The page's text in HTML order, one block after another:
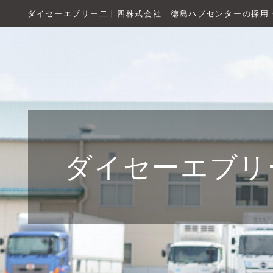
ダイセーエブリー二十四株式会社 徳島ハブセンターの採用
ダイセーエブ